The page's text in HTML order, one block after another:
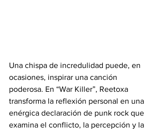
Una chispa de incredulidad puede, en
ocasiones, inspirar una canción
poderosa. En “War Killer”, Reetoxa
transforma la reflexión personal en una
enérgica declaración de punk rock que
examina el conflicto, la percepción y la